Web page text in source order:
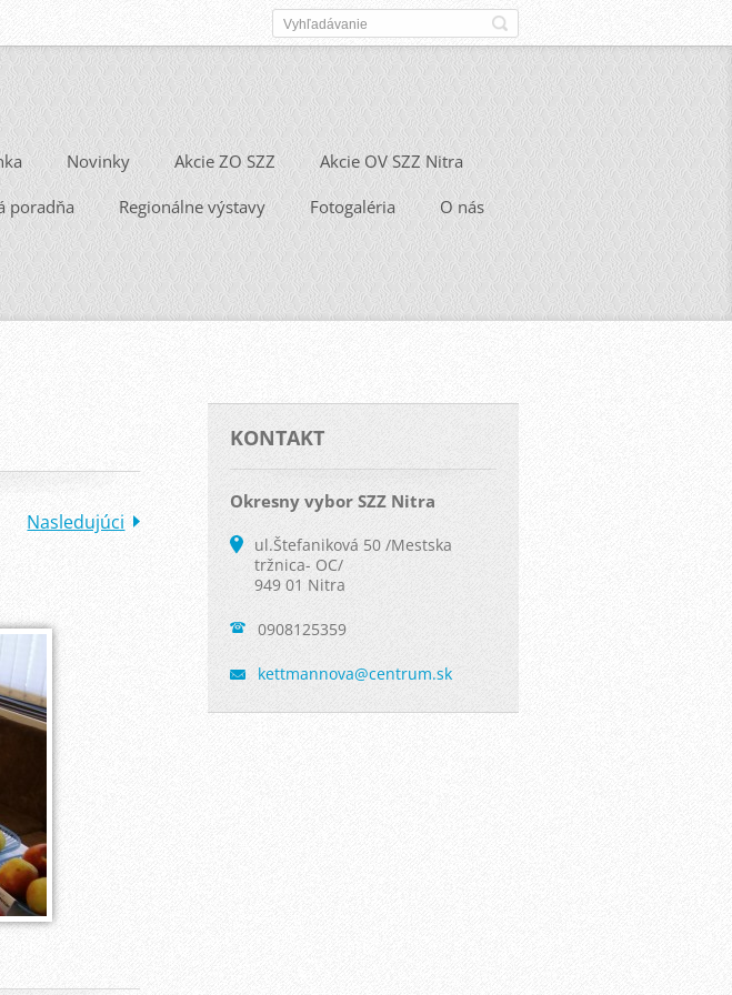
Novinky Akcie ZO SZZ Akcie OV SZZ Nitra
poradňa Regionálne výstavy Fotogaléria O nás
Nasledujúci
KONTAKT
Okresny vybor SZZ Nitra
ul.Štefaniková 50 /Mestska
tržnica- OC/
949 01 Nitra
0908125359
kettmannova@centrum.sk